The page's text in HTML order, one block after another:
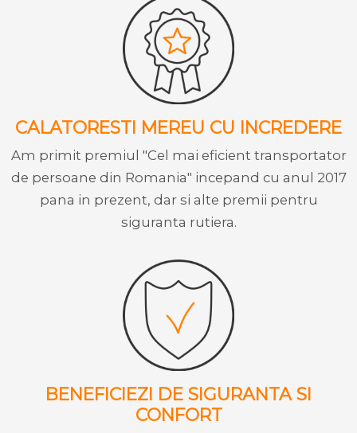
CALATORESTI MEREU CU INCREDERE
Am primit premiul "Cel mai eficient transportator
de persoane din Romania" incepand cu anul 2017
pana in prezent, dar si alte premii pentru
siguranta rutiera.
BENEFICIEZI DE SIGURANTA SI
CONFORT